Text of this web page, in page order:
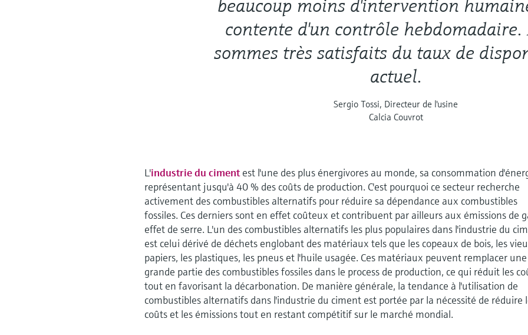
beaucoup moins d'intervention
contente d'un contrôle hebdomadaire.
sommes très satisfaits du taux de
actuel.
Sergio Tossi, Directeur de l'usine
Calcia Couvrot
L'industrie du cimentest l'une des plus énergivores au monde, sa consommation
représentant jusqu'à 40 % des coûts de production. C'est pourquoi ce secteur recherche
activement des combustibles alternatifs pour réduire sa dépendance aux combustibles
fossiles. Ces derniers sont en effet coûteux et contribuent par ailleurs aux émissions de
effet de serre. L'un des combustibles alternatifs les plus populaires dans l'industrie du
est celui dérivé de déchets englobant des matériaux tels que les copeaux de bois, les
papiers, les plastiques, les pneus et l'huile usagée. Ces matériaux peuvent remplacer une
grande partie des combustibles fossiles dans le process de production, ce qui réduit les
tout en favorisant la décarbonation. De manière générale, la tendance à l'utilisation de
combustibles alternatifs dans l'industrie du ciment est portée par la nécessité de réduire
coûts et les émissions tout en restant compétitif sur le marché mondial.